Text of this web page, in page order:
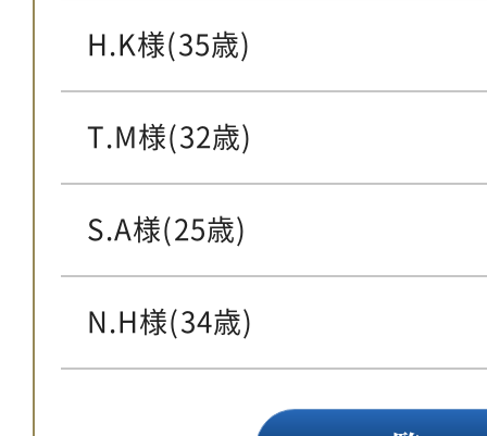
H.K様(35歳)
T.M様(32歳)
S.A様(25歳)
N.H様(34歳)